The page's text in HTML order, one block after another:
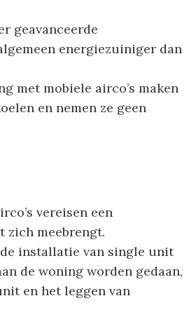
geavanceerde
energiezuiniger dan
met mobiele airco’s maken
en nemen ze geen
vereisen een
zich meebrengt.
installatie van single unit
de woning worden gedaan,
en het leggen van